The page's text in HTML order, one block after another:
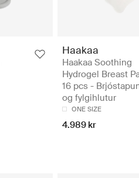
Haakaa
Haakaa Soothing
Hydrogel Breast
16 pcs -
og fylgihlutur
ONE SIZE
4.989 kr